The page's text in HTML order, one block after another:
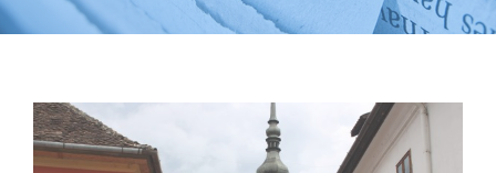
Listă activități